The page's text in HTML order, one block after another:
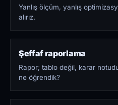
Yanlış ölçüm, yanlış
alırız.
Şeffaf raporlama
Rapor; tablo değil, karar
ne öğrendik?